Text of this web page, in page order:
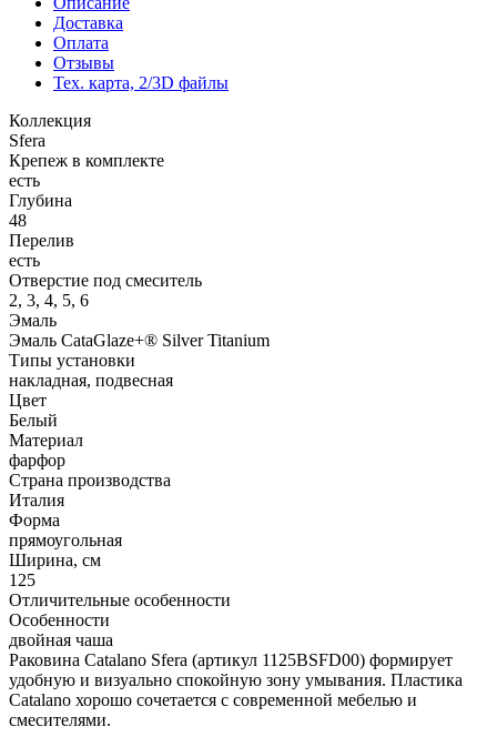
Доставка
Оплата
Отзывы
Тех. карта, 2/3D файлы
Коллекция
Sfera
Крепеж в комплекте
есть
Глубина
48
Перелив
есть
Отверстие под смеситель
2, 3, 4, 5, 6
Эмаль
Эмаль CataGlaze+® Silver Titanium
Типы установки
накладная, подвесная
Цвет
Белый
Материал
фарфор
Страна производства
Италия
Форма
прямоугольная
Ширина, см
125
Отличительные особенности
Особенности
двойная чаша
Раковина Catalano Sfera (артикул 1125BSFD00) формирует
удобную и визуально спокойную зону умывания. Пластика
Catalano хорошо сочетается с современной мебелью и
смесителями.